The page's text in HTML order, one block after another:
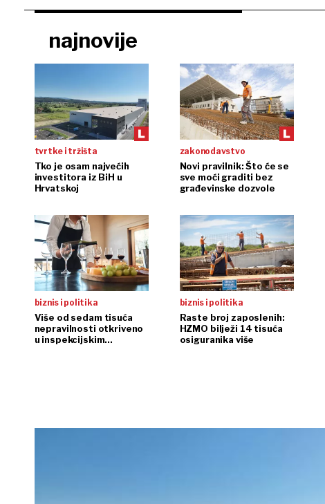
najnovije
tvrtke i tržišta
Tko je osam najvećih
investitora iz BiH u
Hrvatskoj
zakonodavstvo
Novi pravilnik: Što će se
sve moći graditi bez
građevinske dozvole
biznis i politika
Više od sedam tisuća
nepravilnosti otkriveno
u inspekcijskim
biznis i politika
Raste broj zaposlenih:
HZMO bilježi 14 tisuća
osiguranika više